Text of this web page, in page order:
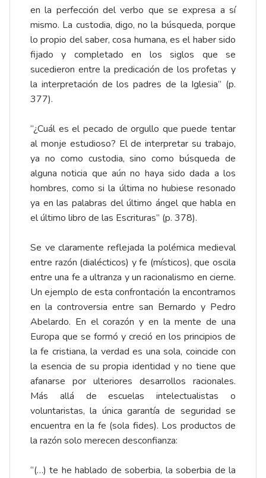
en la perfección del verbo que se expresa a sí
mismo. La custodia, digo, no la búsqueda, porque
lo propio del saber, cosa humana, es el haber sido
fijado y completado en los siglos que se
sucedieron entre la predicación de los profetas y
la interpretación de los padres de la Iglesia” (p.
377).
“¿Cuál es el pecado de orgullo que puede tentar
al monje estudioso? El de interpretar su trabajo,
ya no como custodia, sino como búsqueda de
alguna noticia que aún no haya sido dada a los
hombres, como si la última no hubiese resonado
ya en las palabras del último ángel que habla en
el último libro de las Escrituras” (p. 378).
Se ve claramente reflejada la polémica medieval
entre razón (dialécticos) y fe (místicos), que oscila
entre una fe a ultranza y un racionalismo en cierne.
Un ejemplo de esta confrontación la encontramos
en la controversia entre san Bernardo y Pedro
Abelardo. En el corazón y en la mente de una
Europa que se formó y creció en los principios de
la fe cristiana, la verdad es una sola, coincide con
la esencia de su propia identidad y no tiene que
afanarse por ulteriores desarrollos racionales.
Más allá de escuelas intelectualistas o
voluntaristas, la única garantía de seguridad se
encuentra en la fe (sola fides). Los productos de
la razón solo merecen desconfianza:
“(…) te he hablado de soberbia, la soberbia de la